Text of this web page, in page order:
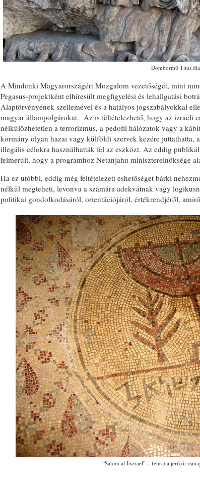
Dombormű Titus
A Mindenki Magyarországért Mozgalom vezetőségét, mint
Pegasus-projektként elhíresült megfigyelési és lehallgatási
Alaptörvényének szellemével és a hatályos jogszabályokkal
magyar állampolgárokat. Az is feltételezhető, hogy az izraeli
nélkülözhetetlen a terrorizmus, a pedofil hálózatok vagy a
kormány olyan hazai vagy külföldi szervek kezére juttathatta,
illegális célokra használhatták fel az eszközt. Az eddig
felmerült, hogy a programhoz Netanjahu miniszterelnöksége
Ha ez utóbbi, eddig még feltételezett eshetőséget bárki
nélkül megteheti, levonva a számára adekvátnak vagy
politikai gondolkodásáról, orientációjáról, értékrendjéről,
“Salom al Jiszrael” – felirat a jerikói